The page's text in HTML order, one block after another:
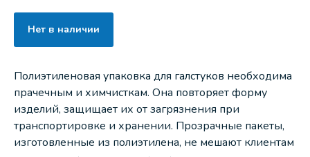
Нет в наличии
Полиэтиленовая упаковка для галстуков необходима
прачечным и химчисткам. Она повторяет форму
изделий, защищает их от загрязнения при
транспортировке и хранении. Прозрачные пакеты,
изготовленные из полиэтилена, не мешают клиентам